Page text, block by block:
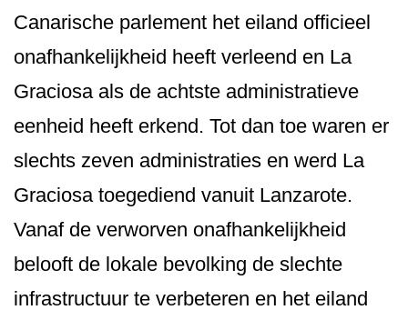
Canarische parlement het eiland officieel
onafhankelijkheid heeft verleend en La
Graciosa als de achtste administratieve
eenheid heeft erkend. Tot dan toe waren er
slechts zeven administraties en werd La
Graciosa toegediend vanuit Lanzarote.
Vanaf de verworven onafhankelijkheid
belooft de lokale bevolking de slechte
infrastructuur te verbeteren en het eiland